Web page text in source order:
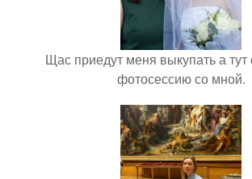
Щас приедут меня выкупать а тут
фотосессию со мной.